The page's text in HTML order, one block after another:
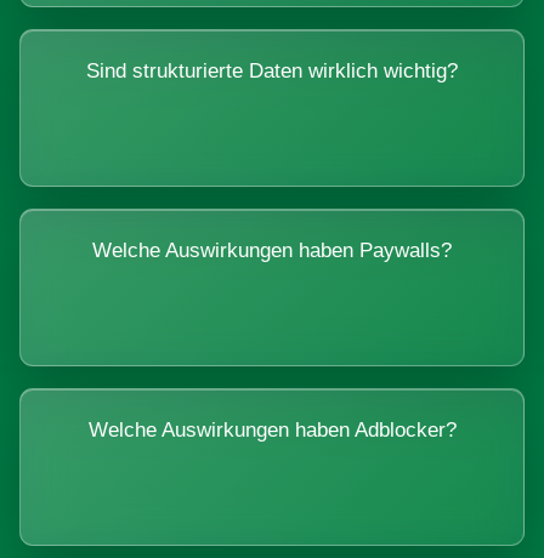
Sind strukturierte Daten wirklich wichtig?
Welche Auswirkungen haben Paywalls?
Welche Auswirkungen haben Adblocker?